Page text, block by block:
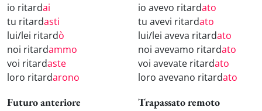
io ritardai
tu ritardasti
lui/lei ritardò
noi ritardammo
voi ritardaste
loro ritardarono
io avevo ritardato
tu avevi ritardato
lui/lei aveva ritardato
noi avevamo ritardato
voi avevate ritardato
loro avevano ritardato
Futuro anteriore Trapassato remoto